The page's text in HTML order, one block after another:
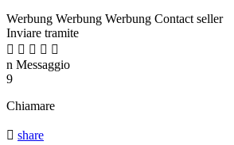
Werbung Werbung Werbung Contact seller
Inviare tramite
    
n Messaggio
9
Chiamare
 share